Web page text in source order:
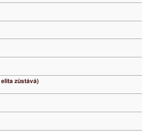
elita zůstává)